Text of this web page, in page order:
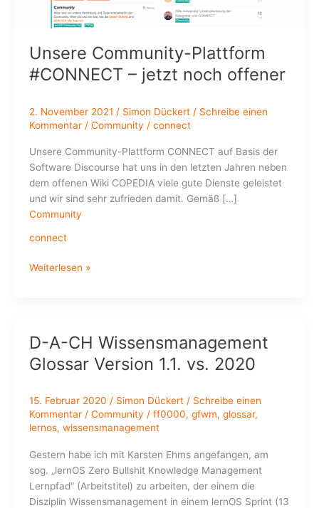
Unsere Community-Plattform
#CONNECT – jetzt noch offener
2. November 2021 / Simon Dückert / Schreibe einen
Kommentar / Community / connect
Unsere Community-Plattform CONNECT auf Basis der
Software Discourse hat uns in den letzten Jahren neben
dem offenen Wiki COPEDIA viele gute Dienste geleistet
und wir sind sehr zufrieden damit. Gemäß […]
Community
connect
Unsere
jetzt
noch
Weiterlesen »
D-A-CH Wissensmanagement
Glossar Version 1.1. vs. 2020
15. Februar 2020 / Simon Dückert / Schreibe einen
Kommentar / Community / ff0000, gfwm, glossar,
lernos, wissensmanagement
Gestern habe ich mit Karsten Ehms angefangen, am
sog. „lernOS Zero Bullshit Knowledge Management
Lernpfad“ (Arbeitstitel) zu arbeiten, der einem die
Disziplin Wissensmanagement in einem lernOS Sprint (13